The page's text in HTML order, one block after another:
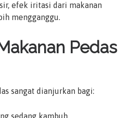
efek iritasi dari makanan
mengganggu.
Pedas
sangat dianjurkan bagi:
sedang kambuh